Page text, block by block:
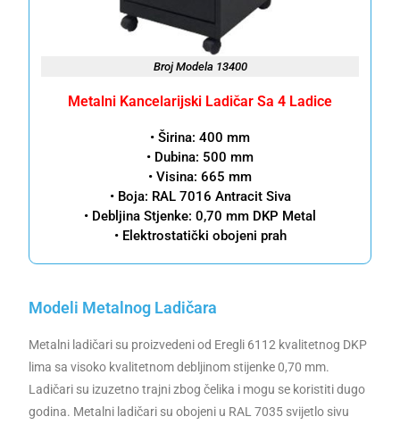
Broj Modela 13400
Metalni Kancelarijski Ladičar Sa 4 Ladice
• Širina: 400 mm
• Dubina: 500 mm
• Visina: 665 mm
• Boja: RAL 7016 Antracit Siva
• Debljina Stjenke: 0,70 mm DKP Metal
• Elektrostatički obojeni prah
Modeli Metalnog Ladičara
Metalni ladičari su proizvedeni od Eregli 6112 kvalitetnog DKP
lima sa visoko kvalitetnom debljinom stijenke 0,70 mm.
Ladičari su izuzetno trajni zbog čelika i mogu se koristiti dugo
godina. Metalni ladičari su obojeni u RAL 7035 svijetlo sivu